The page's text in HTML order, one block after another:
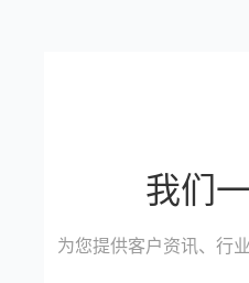
我们
为您提供客户资讯、行